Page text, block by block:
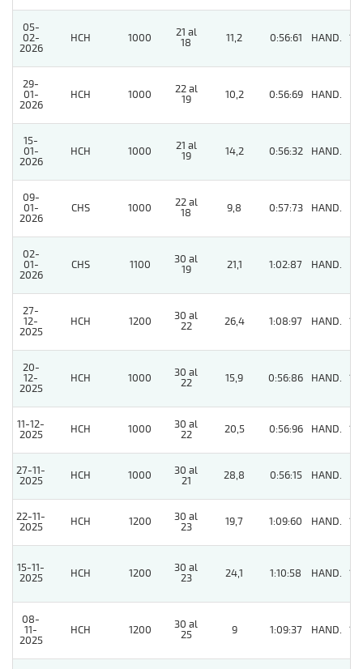
05-
02-
2026
HCH 1000
21 al
18
11,2 0:56:61 HAND. 13
29-
01-
2026
HCH 1000
22 al
19
10,2 0:56:69 HAND.
15-
01-
2026
HCH 1000
21 al
19
14,2 0:56:32 HAND.
09-
01-
2026
CHS 1000
22 al
18
9,8 0:57:73 HAND.
02-
01-
2026
CHS 1100
30 al
19
21,1 1:02:87 HAND.
27-
12-
2025
HCH 1200
30 al
22
26,4 1:08:97 HAND. 12
20-
12-
2025
HCH 1000
30 al
22
15,9 0:56:86 HAND. 10
11-12-
2025
HCH 1000
30 al
22
20,5 0:56:96 HAND. 10
27-11-
2025
HCH 1000
30 al
21
28,8 0:56:15 HAND.
22-11-
2025
HCH 1200
30 al
23
19,7 1:09:60 HAND. 10
15-11-
2025
HCH 1200
30 al
23
24,1 1:10:58 HAND. 12
08-
11-
2025
HCH 1200
30 al
25
9 1:09:37 HAND. 14